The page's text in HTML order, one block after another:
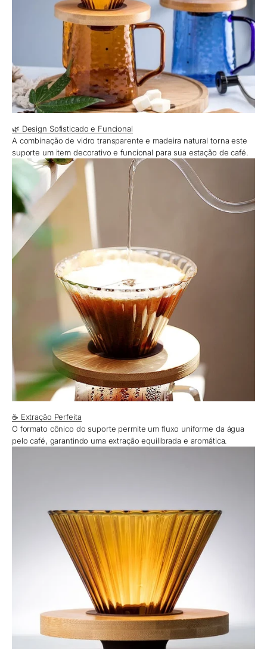
🌿 Design Sofisticado e Funcional
A combinação de vidro transparente e madeira natural torna este
suporte um item decorativo e funcional para sua estação de café.
☕ Extração Perfeita
O formato cônico do suporte permite um fluxo uniforme da água
pelo café, garantindo uma extração equilibrada e aromática.